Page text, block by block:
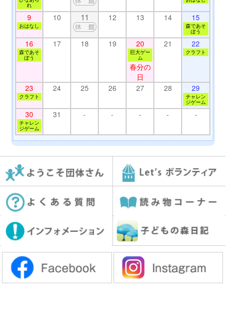
れ
9
おはなし
10 11 12 13 14 15
森であそ
ぼう
16
森であそ
ぼう
17 18 19 20
巨大ゲー
ム
春分の
日
21 22
クラフト
23
クラフト
24 25 26 27 28 29
チャレン
ジゲーム
30
チャレン
ジゲーム
31 - - - - -